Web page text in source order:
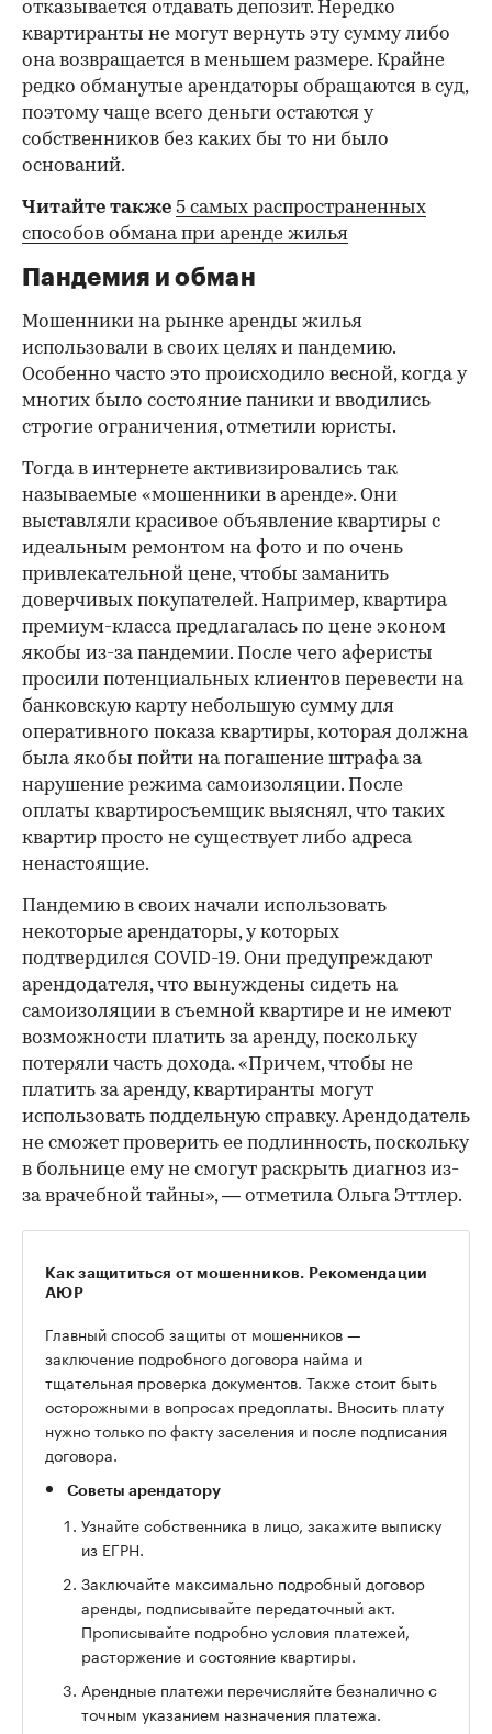
отказывается отдавать депозит. Нередко
квартиранты не могут вернуть эту сумму либо
она возвращается в меньшем размере. Крайне
редко обманутые арендаторы обращаются в суд,
поэтому чаще всего деньги остаются у
собственников без каких бы то ни было
оснований.
Читайте также 5 самых распространенных
способов обмана при аренде жилья
Пандемия и обман
Мошенники на рынке аренды жилья
использовали в своих целях и пандемию.
Особенно часто это происходило весной, когда у
многих было состояние паники и вводились
строгие ограничения, отметили юристы.
Тогда в интернете активизировались так
называемые «мошенники в аренде». Они
выставляли красивое объявление квартиры с
идеальным ремонтом на фото и по очень
привлекательной цене, чтобы заманить
доверчивых покупателей. Например, квартира
премиум-класса предлагалась по цене эконом
якобы из-за пандемии. После чего аферисты
просили потенциальных клиентов перевести на
банковскую карту небольшую сумму для
оперативного показа квартиры, которая должна
была якобы пойти на погашение штрафа за
нарушение режима самоизоляции. После
оплаты квартиросъемщик выяснял, что таких
квартир просто не существует либо адреса
ненастоящие.
Пандемию в своих начали использовать
некоторые арендаторы, у которых
подтвердился COVID-19. Они предупреждают
арендодателя, что вынуждены сидеть на
самоизоляции в съемной квартире и не имеют
возможности платить за аренду, поскольку
потеряли часть дохода. «Причем, чтобы не
платить за аренду, квартиранты могут
использовать поддельную справку. Арендодатель
не сможет проверить ее подлинность, поскольку
в больнице ему не смогут раскрыть диагноз из-
за врачебной тайны», — отметила Ольга Эттлер.
Как защититься от мошенников. Рекомендации
АЮР
Главный способ защиты от мошенников —
заключение подробного договора найма и
тщательная проверка документов. Также стоит быть
осторожными в вопросах предоплаты. Вносить плату
нужно только по факту заселения и после подписания
договора.
Советы арендатору
Узнайте собственника в лицо, закажите выписку
из ЕГРН.
Заключайте максимально подробный договор
аренды, подписывайте передаточный акт.
Прописывайте подробно условия платежей,
расторжение и состояние квартиры.
Арендные платежи перечисляйте безналично с
точным указанием назначения платежа.